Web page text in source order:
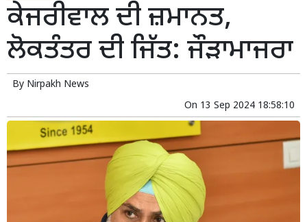
ਕੇਜਰੀਵਾਲ ਦੀ ਜ਼ਮਾਨਤ,
ਲੋਕਤੰਤਰ ਦੀ ਜਿੱਤ: ਜੌੜਾਮਾਜਰਾ
By Nirpakh News
On 13 Sep 2024 18:58:10